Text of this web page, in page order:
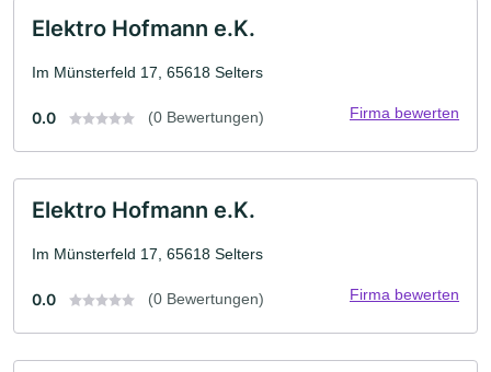
Elektro Hofmann e.K.
Im Münsterfeld 17, 65618 Selters
0.0 (0 Bewertungen) Firma bewerten
Elektro Hofmann e.K.
Im Münsterfeld 17, 65618 Selters
0.0 (0 Bewertungen) Firma bewerten